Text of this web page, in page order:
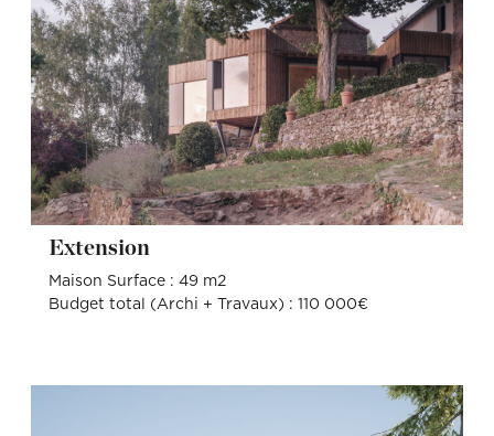
Extension
Maison Surface : 49 m2
Budget total (Archi + Travaux) : 110 000€